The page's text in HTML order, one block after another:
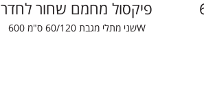
פיקסול מחמם שחור לחדר
שני מתלי מגבת 60/120 ס"מ 600W